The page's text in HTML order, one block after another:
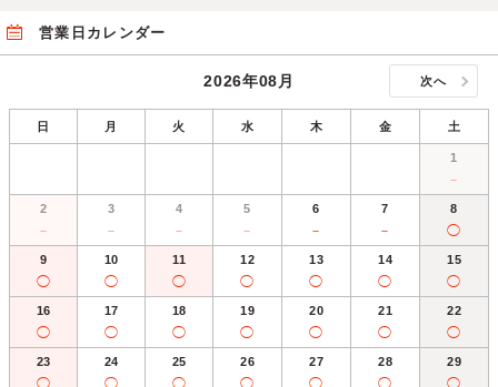
営業日カレンダー
2026年08月 次へ
日 月 火 水 木 金 土
1
－
2
－
3
－
4
－
5
－
6
－
7
－
8
◯
9
◯
10
◯
11
◯
12
◯
13
◯
14
◯
15
◯
16
◯
17
◯
18
◯
19
◯
20
◯
21
◯
22
◯
23 24 25 26 27 28 29